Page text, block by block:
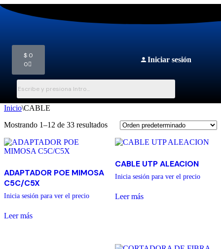
$ 0
0
Iniciar sesión
Inicio\CABLE
Mostrando 1–12 de 33 resultados
ADAPTADOR POE MIMOSA
C5C/C5X
Inicia sesión para ver el precio
Leer más
CABLE UTP ALEACION
Inicia sesión para ver el precio
Leer más